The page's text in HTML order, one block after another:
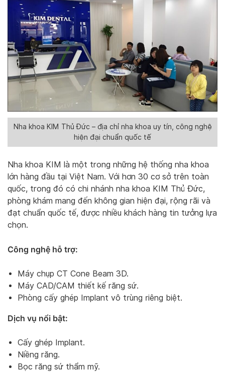
Nha khoa KIM Thủ Đức – địa chỉ nha khoa uy tín, công nghệ
hiện đại chuẩn quốc tế
Nha khoa KIM là một trong những hệ thống nha khoa
lớn hàng đầu tại Việt Nam. Với hơn 30 cơ sở trên toàn
quốc, trong đó có chi nhánh nha khoa KIM Thủ Đức,
phòng khám mang đến không gian hiện đại, rộng rãi và
đạt chuẩn quốc tế, được nhiều khách hàng tin tưởng lựa
chọn.
Công nghệ hỗ trợ:
Máy chụp CT Cone Beam 3D.
Máy CAD/CAM thiết kế răng sứ.
Phòng cấy ghép Implant vô trùng riêng biệt.
Dịch vụ nổi bật:
Cấy ghép Implant.
Niềng răng.
Bọc răng sứ thẩm mỹ.